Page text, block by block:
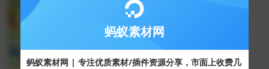
蚂蚁素材网
蚂蚁素材网 | 专注优质素材/插件资源分享，市面上收费几